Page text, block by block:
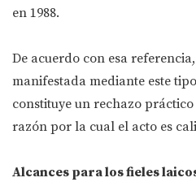
en 1988.
De acuerdo con esa
manifestada mediante este
constituye un rechazo
razón por la cual el acto es
Alcances para los fieles